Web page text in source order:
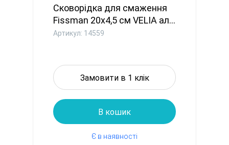
Сковорідка для смаження
Fissman 20x4,5 см VELIA ал...
Артикул: 14559
Замовити в 1 клік
В кошик
Є в наявності